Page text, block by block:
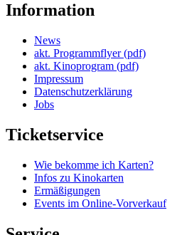
Information
News
akt. Programmflyer (pdf)
akt. Kinoprogram (pdf)
Impressum
Datenschutzerklärung
Jobs
Ticketservice
Wie bekomme ich Karten?
Infos zu Kinokarten
Ermäßigungen
Events im Online-Vorverkauf